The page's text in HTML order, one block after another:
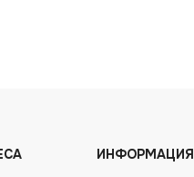
ИНФОРМАЦИЯ